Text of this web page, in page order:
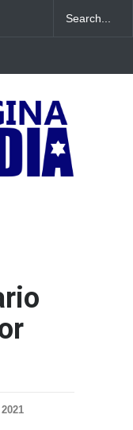
gubernamental
aterrizar en la niebla